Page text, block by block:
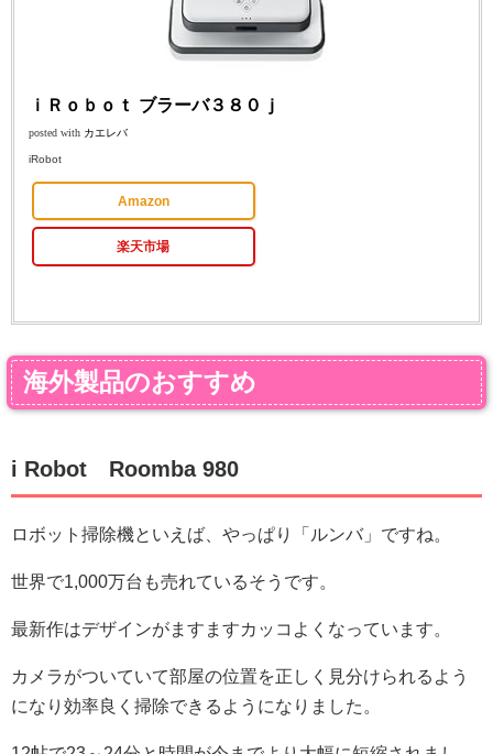
ｉＲｏｂｏｔ ブラーバ３８０ｊ
posted with カエレバ
iRobot
Amazon
楽天市場
海外製品のおすすめ
i Robot Roomba 980
ロボット掃除機といえば、やっぱり「ルンバ」ですね。
世界で1,000万台も売れているそうです。
最新作はデザインがますますカッコよくなっています。
カメラがついていて部屋の位置を正しく見分けられるよう
になり効率良く掃除できるようになりました。